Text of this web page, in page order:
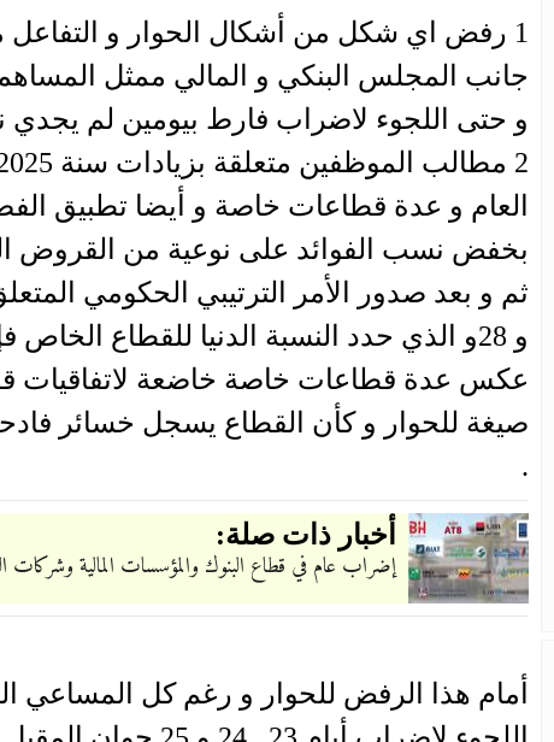
1 رفض اي شكل من أشكال الحوار و
جانب المجلس البنكي و المالي ممثل
و حتى اللجوء لاضراب فارط بيومين لم يجدي
بخفض نسب الفوائد على نوعية من القروض
و 28و الذي حدد النسبة الدنيا للقطاع
عكس عدة قطاعات خاصة خاضعة لاتفاقيات
صيغة للحوار و كأن القطاع يسجل خسائر
.
أخبار ذات صلة:
إضراب عام في قطاع البنوك والمؤسسات المالية وشركات التأمين أيام 23 و24
أمام هذا الرفض للحوار و رغم كل المساعي